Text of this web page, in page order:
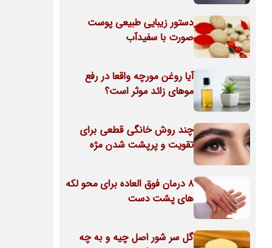
دستور زیبایی طبیعی پوست
صورت با سفیدآب
آیا روغن مورچه واقعا در رفع
موهای زائد موثر است؟
چند روش خانگی قطعی برای
تقویت و پرپشت شدن مژه
8 درمان فوق العاده برای محو لکه
های پشت دست
گل سر شور اصل چیه و به چه